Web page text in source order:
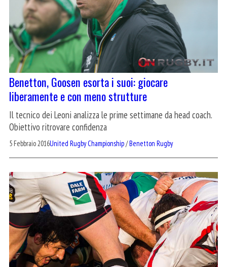
Benetton, Goosen esorta i suoi: giocare
liberamente e con meno strutture
Il tecnico dei Leoni analizza le prime settimane da head coach.
Obiettivo ritrovare confidenza
5 Febbraio 2016United Rugby Championship/Benetton Rugby